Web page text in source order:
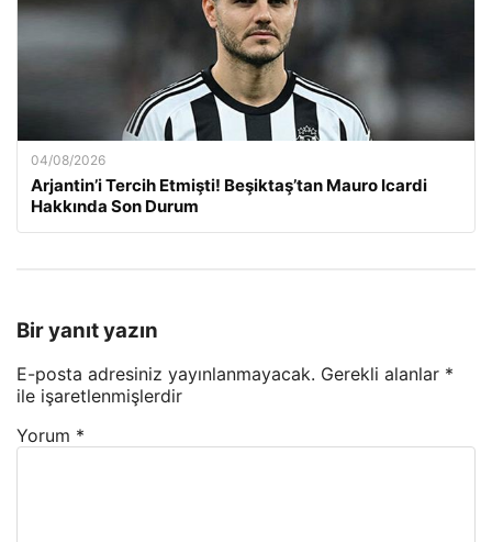
04/08/2026
Arjantin’i Tercih Etmişti! Beşiktaş’tan Mauro Icardi
Hakkında Son Durum
Bir yanıt yazın
E-posta adresiniz yayınlanmayacak. Gerekli alanlar *
ile işaretlenmişlerdir
Yorum *